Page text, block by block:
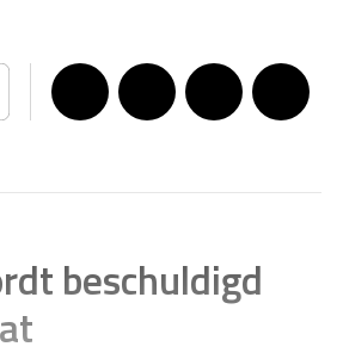
beschuldigd